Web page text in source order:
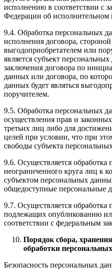
исполнению в соответствии с
Федерации об исполнительном
9.4. Обработка персональных
исполнения договора,
выгодоприобретателем или
является субъект
заключения договора по
данных или договора, по
данных будет являться
поручителем.
9.5. Обработка персональных
осуществления прав и
третьих лиц либо для
целей при условии, что при
свободы субъекта
9.6. Осуществляется
неограниченного круга лиц к
субъектом персональных
общедоступные персональные
9.7. Осуществляется
подлежащих опубликованию
соответствии с федеральным
Порядок сбора,
обработки
Безопасность персональных